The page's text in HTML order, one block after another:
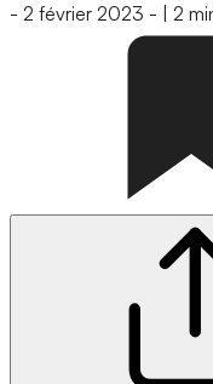
- 2 février 2023 - 2